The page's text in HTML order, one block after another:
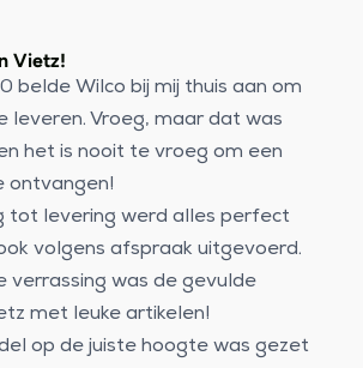
Vietz!
belde Wilco bij mij thuis aan om
leveren. Vroeg, maar dat was
het is nooit te vroeg om een
ontvangen!
tot levering werd alles perfect
volgens afspraak uitgevoerd.
verrassing was de gevulde
met leuke artikelen!
op de juiste hoogte was gezet